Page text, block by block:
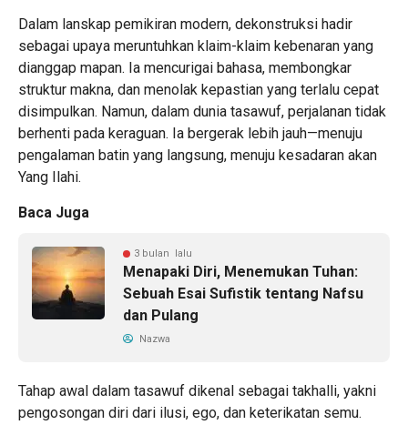
Dalam lanskap pemikiran modern, dekonstruksi hadir
sebagai upaya meruntuhkan klaim-klaim kebenaran yang
dianggap mapan. Ia mencurigai bahasa, membongkar
struktur makna, dan menolak kepastian yang terlalu cepat
disimpulkan. Namun, dalam dunia tasawuf, perjalanan tidak
berhenti pada keraguan. Ia bergerak lebih jauh—menuju
pengalaman batin yang langsung, menuju kesadaran akan
Yang Ilahi.
Baca Juga
3 bulan lalu
Menapaki Diri, Menemukan Tuhan:
Sebuah Esai Sufistik tentang Nafsu
dan Pulang
Nazwa
Tahap awal dalam tasawuf dikenal sebagai takhalli, yakni
pengosongan diri dari ilusi, ego, dan keterikatan semu.